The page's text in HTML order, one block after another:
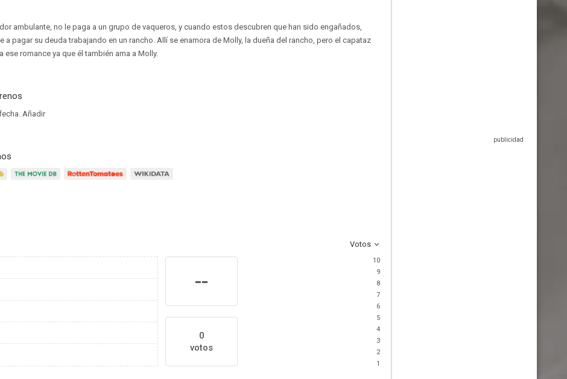
ambulante, no le paga a un grupo de vaqueros, y cuando estos descubren que han sido engañados,
a pagar su deuda trabajando en un rancho. Allí se enamora de Molly, la dueña del rancho, pero el capataz
ese romance ya que él también ama a Molly.
Añadir
Votos
--
0
votos
10
9
8
7
6
5
4
3
2
1